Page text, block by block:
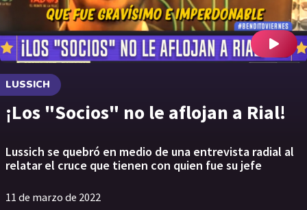
LUSSICH
¡Los "Socios" no le aflojan a Rial!
Lussich se quebró en medio de una entrevista radial al
relatar el cruce que tienen con quien fue su jefe
11 de marzo de 2022